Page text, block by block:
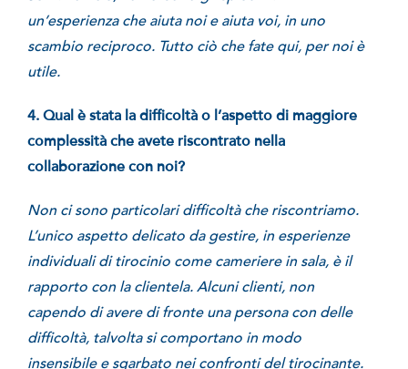
un’esperienza che aiuta noi e aiuta voi, in uno
scambio reciproco. Tutto ciò che fate qui, per noi è
utile.
4. Qual è stata la difficoltà o l’aspetto di maggiore
complessità che avete riscontrato nella
collaborazione con noi?
Non ci sono particolari difficoltà che riscontriamo.
L’unico aspetto delicato da gestire, in esperienze
individuali di tirocinio come cameriere in sala, è il
rapporto con la clientela. Alcuni clienti, non
capendo di avere di fronte una persona con delle
difficoltà, talvolta si comportano in modo
insensibile e sgarbato nei confronti del tirocinante.